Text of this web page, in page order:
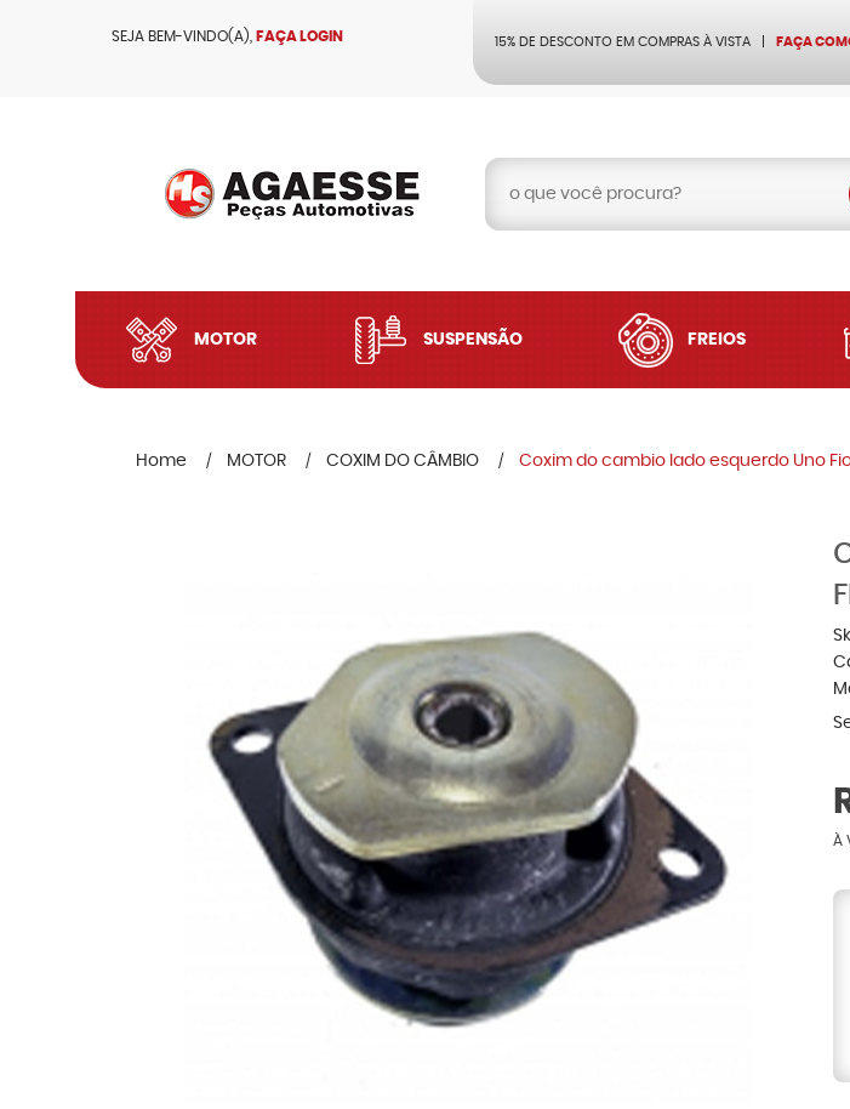
SEJA BEM-VINDO(A), FAÇA LOGIN 15% DE DESCONTO EM COMPRAS À VISTA FAÇA
MOTOR SUSPENSÃO FREIOS
Home MOTOR COXIM DO CÂMBIO Coxim do cambio lado esquerdo Uno
À